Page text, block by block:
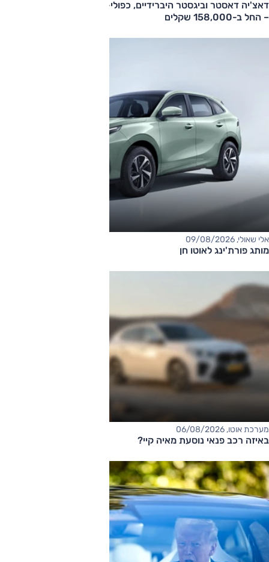
דאצ'יה דאסטר וביגסטר היברידיים, כפולי-הנעה עם תיבה אוטומטית
– החל ב-158,000 שקלים
אלי שאולי, 09/08/2026
מותג פורת'ינג לאוטו חן
מערכת אוטו, 06/08/2026
באיזה רכב פנאי נוסעת מאיה קיי?